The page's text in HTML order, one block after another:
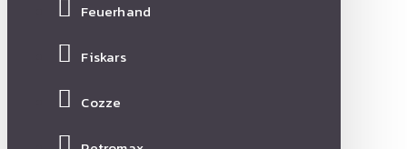
Feuerhand
Fiskars
Cozze